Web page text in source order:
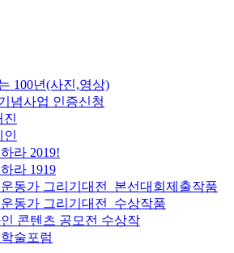
100년(사진,영상)
념사업 인증신청
진
인
라 2019!
라 1919
동가 그리기대전_본선대회제출작품
동가 그리기대전_수상작품
콘텐츠 공모전 수상작
술포럼